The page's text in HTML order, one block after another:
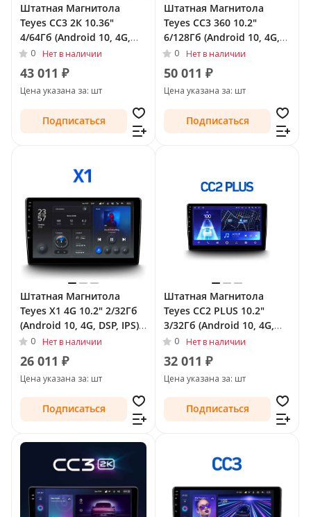
Штатная Магнитола
Teyes CC3 2К 10.36"
4/64Гб (Android 10, 4G,
DSP, QLed) для Toyota
Land Cruiser Prado 150
Series Рестайлинг 1 2013
- 2017
0 Нет в наличии
43 011 ₽
Цена указана за: шт
Подписаться
Штатная Магнитола
Teyes CC3 360 10.2"
6/128Гб (Android 10, 4G,
DSP, QLed) - круговой
обзор для Toyota Land
Cruiser Prado 150 Series
Рестайлинг 1 2013 - 2017
0 Нет в наличии
50 011 ₽
Цена указана за: шт
Подписаться
Штатная Магнитола
Teyes X1 4G 10.2" 2/32Гб
(Android 10, 4G, DSP, IPS)
для Toyota Land Cruiser
Prado 150 Series
Рестайлинг 1 2013 - 2017
0 Нет в наличии
26 011 ₽
Цена указана за: шт
Подписаться
Штатная Магнитола
Teyes CC2 PLUS 10.2"
3/32Гб (Android 10, 4G,
DSP, QLed) для Toyota
Land Cruiser Prado 150
Series Рестайлинг 1 2013
- 2017
0 Нет в наличии
32 011 ₽
Цена указана за: шт
Подписаться